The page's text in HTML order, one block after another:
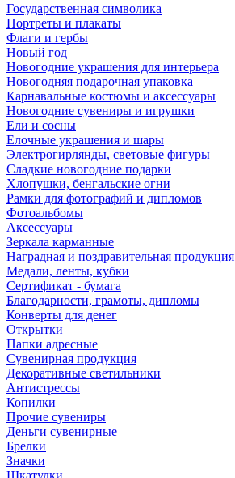
Государственная символика
Портреты и плакаты
Флаги и гербы
Новый год
Новогодние украшения для интерьера
Новогодняя подарочная упаковка
Карнавальные костюмы и аксессуары
Новогодние сувениры и игрушки
Ели и сосны
Елочные украшения и шары
Электрогирлянды, световые фигуры
Сладкие новогодние подарки
Хлопушки, бенгальские огни
Рамки для фотографий и дипломов
Фотоальбомы
Аксессуары
Зеркала карманные
Наградная и поздравительная продукция
Медали, ленты, кубки
Сертификат - бумага
Благодарности, грамоты, дипломы
Конверты для денег
Открытки
Папки адресные
Сувенирная продукция
Декоративные светильники
Антистрессы
Копилки
Прочие сувениры
Деньги сувенирные
Брелки
Значки
Шкатулки